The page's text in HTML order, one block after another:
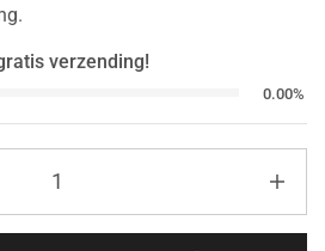
verzending!
0.00%